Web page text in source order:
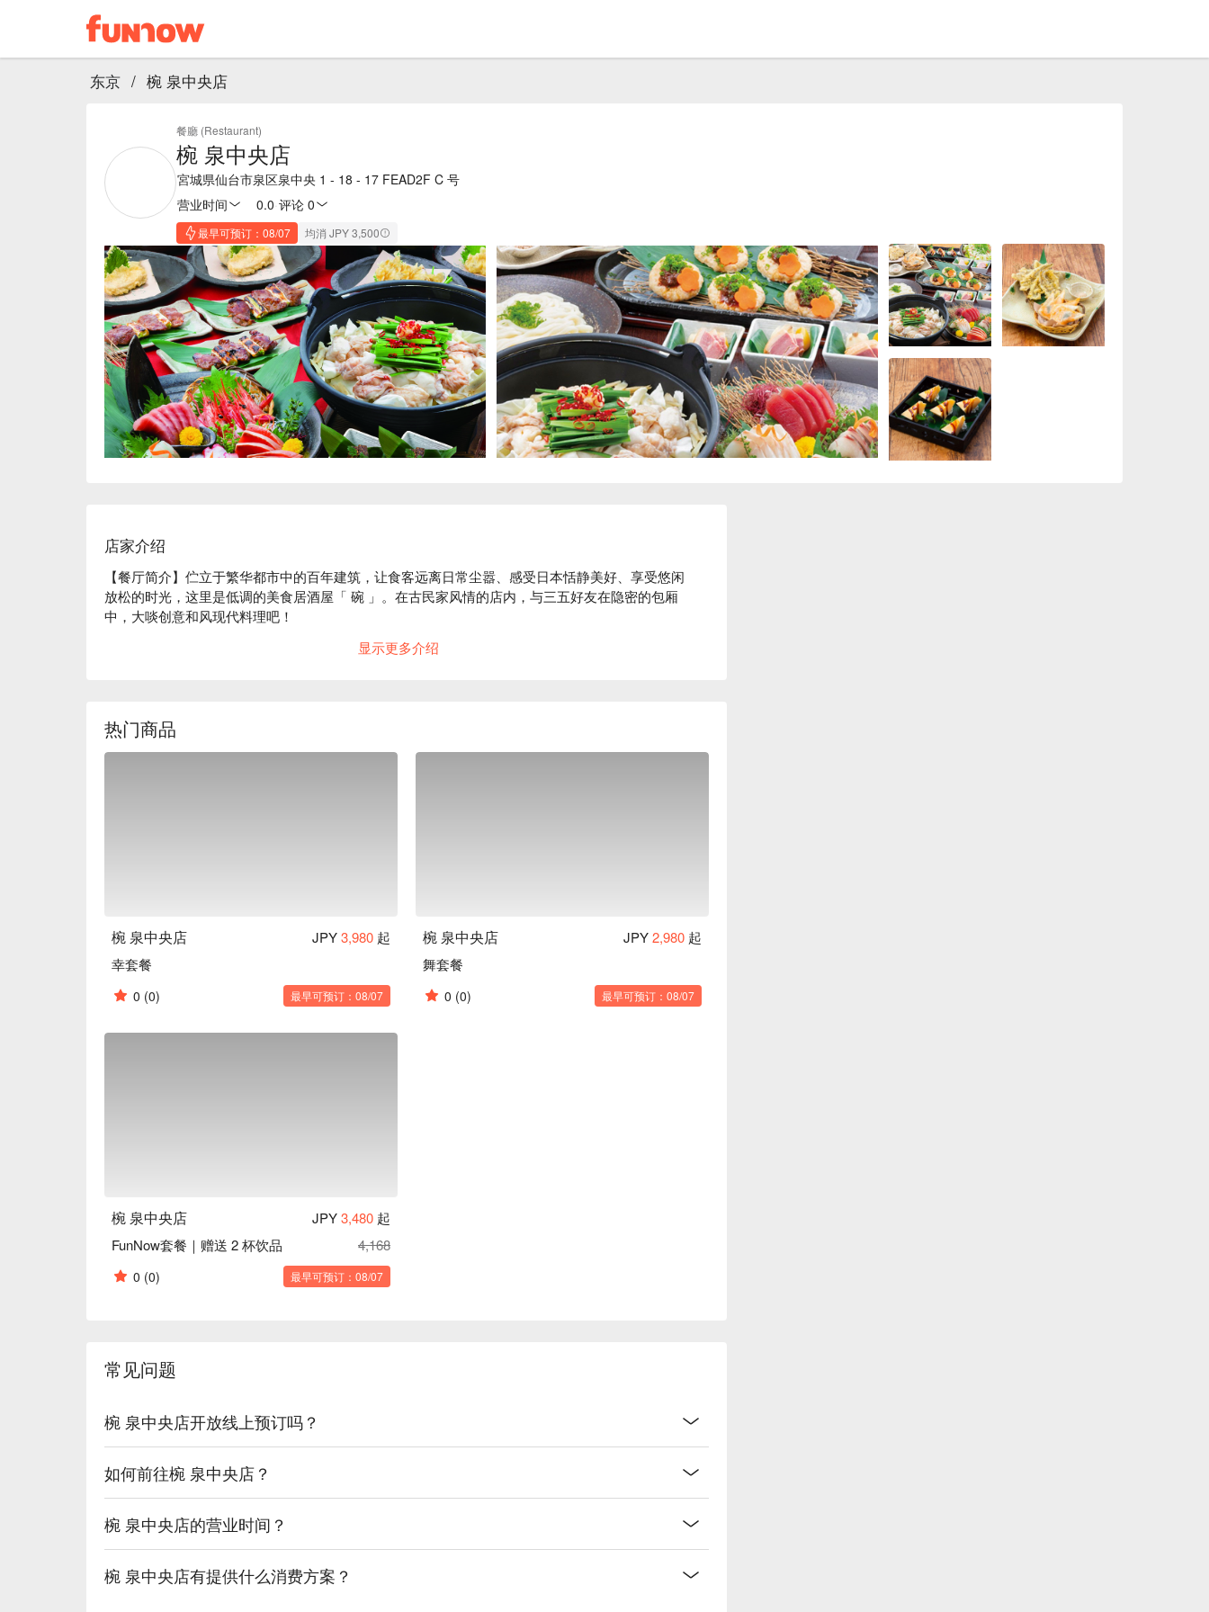
东京 / 椀 泉中央店
餐廳 (Restaurant)
椀 泉中央店
宮城県仙台市泉区泉中央 1 - 18 - 17 FEAD2F C 号
营业时间
0.0 评论 0
最早可预订：08/07 均消 JPY 3,500
店家介绍
【餐厅简介】伫立于繁华都市中的百年建筑，让食客远离日常尘嚣、感受日本恬静美好、享受悠闲
放松的时光，这里是低调的美食居酒屋「 碗 」。在古民家风情的店内，与三五好友在隐密的包厢
中，大啖创意和风现代料理吧！
木质建材及暖色系照明，再以细竹及和服腰带等材料装饰店内，打造出纯和风的用餐空间。在匠人
【招牌菜色】
餐前沙拉：本店提供的餐前沙拉可免费续盘，还有多种口味沙拉酱任选搭配。饭前先用蔬菜垫肚
显示更多介绍
热门商品
椀 泉中央店 JPY3,980 起
幸套餐
0 (0) 最早可预订：08/07
椀 泉中央店 JPY2,980 起
舞套餐
0 (0) 最早可预订：08/07
椀 泉中央店 JPY3,480 起
FunNow套餐｜赠送 2 杯饮品
4,168
0 (0) 最早可预订：08/07
常见问题
椀 泉中央店开放线上预订吗？
如何前往椀 泉中央店？
椀 泉中央店的营业时间？
椀 泉中央店有提供什么消费方案？